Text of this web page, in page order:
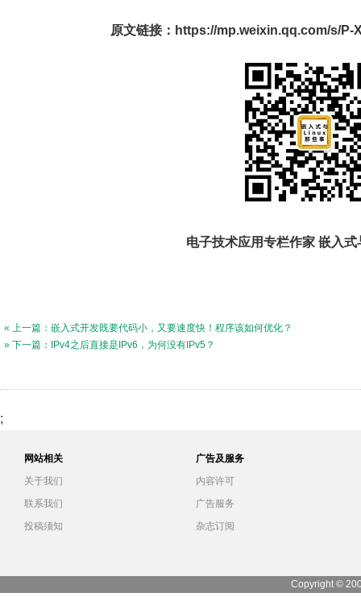
原文链接：https://mp.weixin.qq.com/s/
电子技术应用专栏作家 嵌入
« 上一篇：嵌入式开发既要代码小，又要速度快！程序该如何优化？
» 下一篇：IPv4之后直接是IPv6，为何没有IPv5？
;
网站相关
关于我们
联系我们
投稿须知
广告及服务
内容许可
广告服务
杂志订阅
Copyright ©